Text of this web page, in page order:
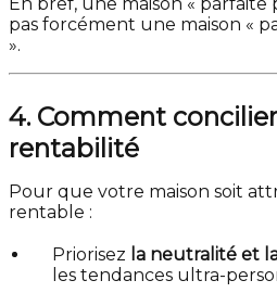
En bref, une maison « parfaite
pas forcément une maison «
».
4. Comment
rentabilité
Pour que votre maison soit
rentable :
Priorisez la neutralité et
les tendances ultra-